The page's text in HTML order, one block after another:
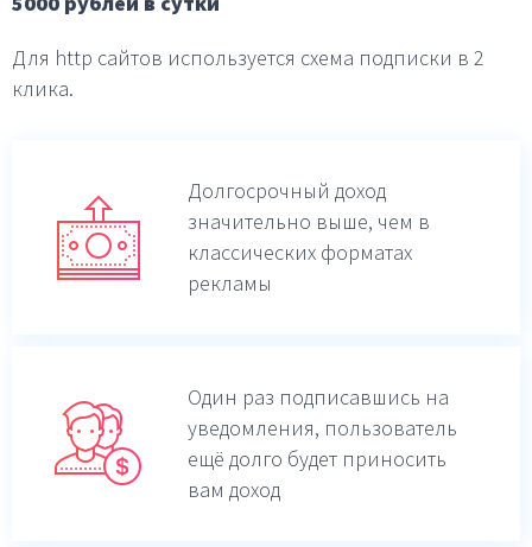
Для http сайтов используется схема подписки в 2
клика.
Долгосрочный доход
значительно выше, чем в
классических форматах
рекламы
Один раз подписавшись на
уведомления, пользователь
ещё долго будет приносить
вам доход